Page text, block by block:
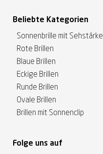
Beliebte Kategorien
Sonnenbrille mit Sehstärke
Rote Brillen
Blaue Brillen
Eckige Brillen
Runde Brillen
Ovale Brillen
Brillen mit Sonnenclip
Folge uns auf